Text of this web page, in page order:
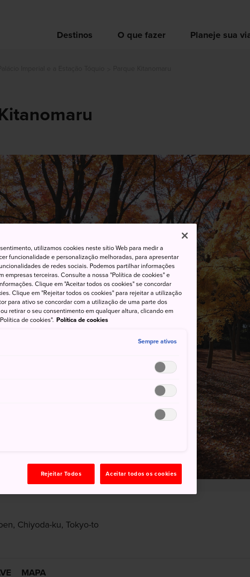
Destinos O que fazer Planeje sua
Chiyoda-ku, Tokyo-to
MAPA
utilizamos cookies neste sítio Web para medir a
funcionalidade e personalização melhoradas, para apresentar
de redes sociais. Podemos partilhar informações
empresas terceiras. Consulte a nossa "Política de cookies" e
Clique em "Aceitar todos os cookies" se concordar
Clique em "Rejeitar todos os cookies" para rejeitar a utilização
para ativo se concordar com a utilização de uma parte dos
retirar o seu consentimento em qualquer altura, clicando em
de cookies". Política de cookies
Sempre ativos
Rejeitar Todos Aceitar todos os cookies